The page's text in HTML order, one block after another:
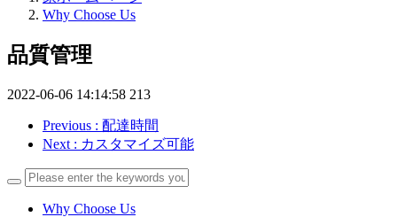
Why Choose Us
品質管理
2022-06-06 14:14:58 213
Previous : 配達時間
Next : カスタマイズ可能
Why Choose Us